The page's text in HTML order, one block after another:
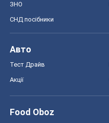
ЗНО
СНД посібники
Авто
Тест Драйв
Акції
Food Oboz